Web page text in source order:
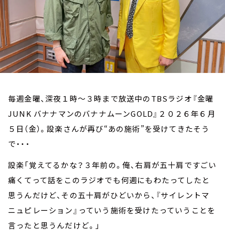
毎週金曜、深夜１時～３時まで放送中のTBSラジオ『金曜
JUNK バナナマンのバナナムーンGOLD』２０２６年６月
５日（金）。設楽さんが再び“あの施術”を受けてきたそう
で・・・
設楽「覚えてるかな？３年前の。俺、右肩が五十肩ですごい
痛くてって話をこのラジオでも何週にもわたってしたと
思うんだけど、その五十肩がひどいから、『サイレントマ
ニュピレーション』っていう施術を受けたっていうことを
言ったと思うんだけど。」